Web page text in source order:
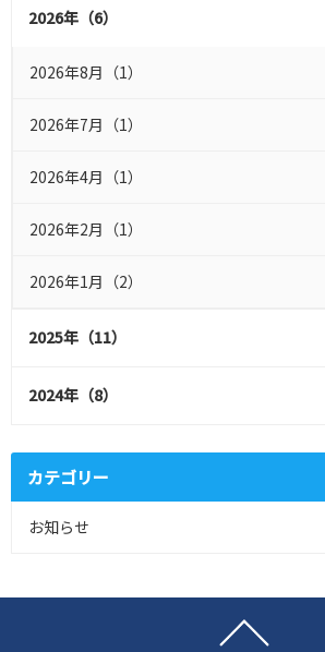
2026年（6）
2026年8月（1）
2026年7月（1）
2026年4月（1）
2026年2月（1）
2026年1月（2）
2025年（11）
2024年（8）
カテゴリー
お知らせ